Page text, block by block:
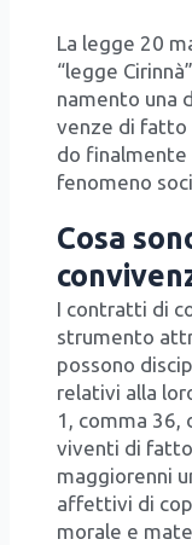
La leg­ge 20
“leg­ge
na­men­to una
ven­ze di
do final­men­te
feno­me­no
Cosa
I con­trat­ti di
stru­men­to
pos­so­no
rela­ti­vi alla
1, com­ma
vi­ven­ti di
mag­gio­ren­ni
affet­ti­vi di
mora­le e